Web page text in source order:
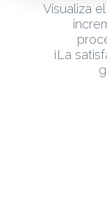
Visualiza
¡La